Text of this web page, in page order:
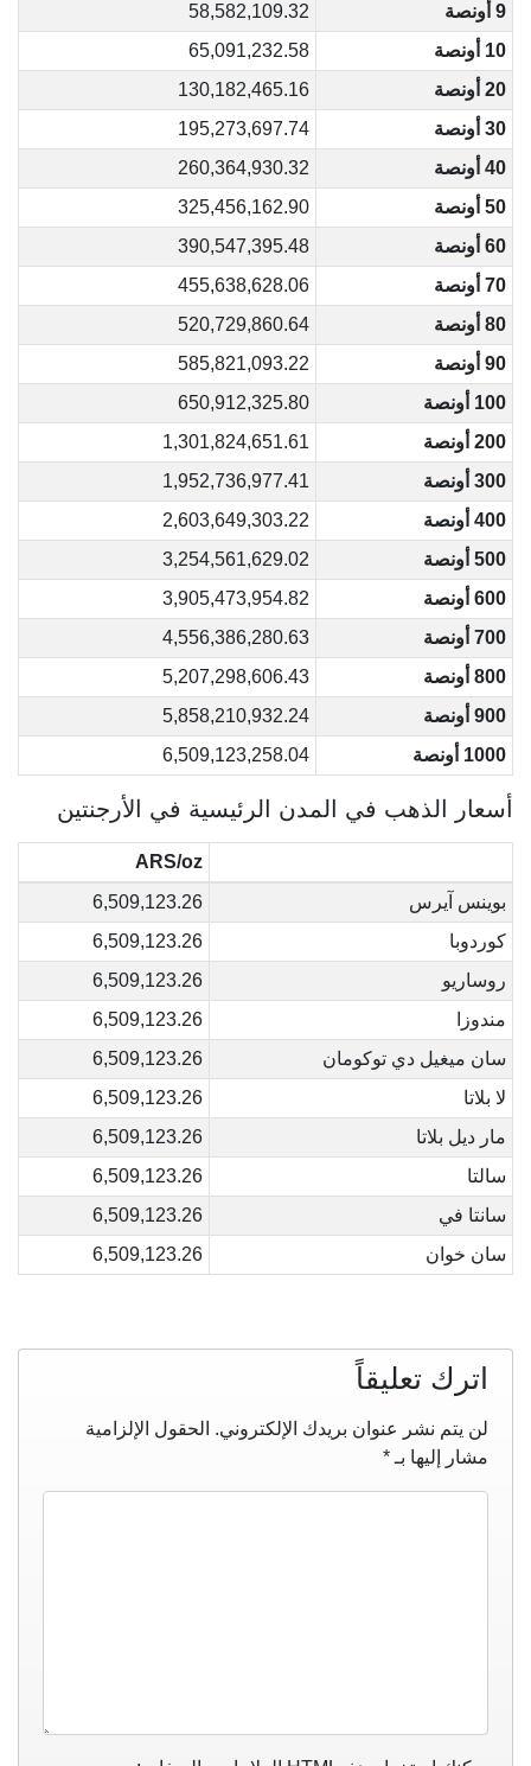
9 أونصة
58,582,109.32
10 أونصة
65,091,232.58
20 أونصة
130,182,465.16
30 أونصة
195,273,697.74
40 أونصة
260,364,930.32
50 أونصة
325,456,162.90
60 أونصة
390,547,395.48
70 أونصة
455,638,628.06
80 أونصة
520,729,860.64
90 أونصة
585,821,093.22
100 أونصة
650,912,325.80
200 أونصة
1,301,824,651.61
300 أونصة
1,952,736,977.41
400 أونصة
2,603,649,303.22
500 أونصة
3,254,561,629.02
600 أونصة
3,905,473,954.82
700 أونصة
4,556,386,280.63
800 أونصة
5,207,298,606.43
900 أونصة
5,858,210,932.24
1000 أونصة
6,509,123,258.04
أسعار الذهب في المدن الرئيسية في الأرجنتين
ARS/oz
بوينس آيرس
6,509,123.26
كوردوبا
6,509,123.26
روساريو
6,509,123.26
مندوزا
6,509,123.26
سان ميغيل دي توكومان
6,509,123.26
لا بلاتا
6,509,123.26
مار ديل بلاتا
6,509,123.26
سالتا
6,509,123.26
سانتا في
6,509,123.26
سان خوان
6,509,123.26
اترك تعليقاً
لن يتم نشر عنوان بريدك الإلكتروني. الحقول الإلزامية
مشار إليها بـ *